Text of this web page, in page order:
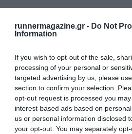
runnermagazine.gr - Do Not
Information
If you wish to opt-out of the sale,
processing of your personal or
targeted advertising by us, please
section to confirm your selection.
opt-out request is processed you
interest-based ads based on
us or personal information disclosed
your opt-out. You may separately